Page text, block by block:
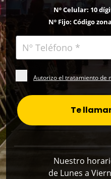
Nº Celular: 10
Nº Fijo: Código
Autorizo el tratamiento de
Te
Nuestro
de Lunes a